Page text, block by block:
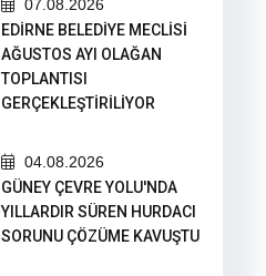
07.08.2026
EDİRNE BELEDİYE MECLİSİ
AĞUSTOS AYI OLAĞAN
TOPLANTISI
GERÇEKLEŞTİRİLİYOR
04.08.2026
GÜNEY ÇEVRE YOLU'NDA
YILLARDIR SÜREN HURDACI
SORUNU ÇÖZÜME KAVUŞTU